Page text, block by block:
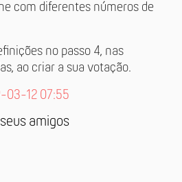
com diferentes números de
no passo 4, nas
ao criar a sua votação.
03-12 07:55
amigos